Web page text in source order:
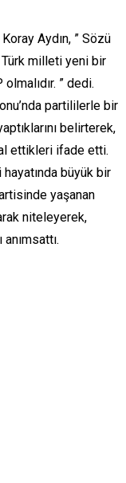
Aydın, ” Sözü
milleti yeni bir
” dedi.
partililerle bir
belirterek,
ettikleri ifade etti.
büyük bir
yaşanan
niteleyerek,
anımsattı.